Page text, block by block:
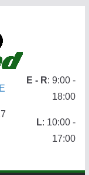
E - R: 9:00 -
18:00
L: 10:00 -
17:00